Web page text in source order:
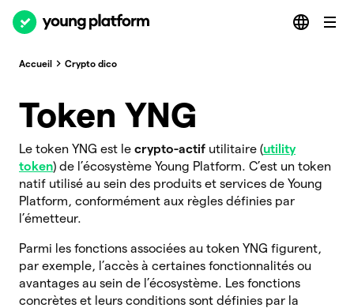
Accueil Crypto dico
Token YNG
Le token YNG est le crypto-actif utilitaire (utility
token) de l’écosystème Young Platform. C’est un token
natif utilisé au sein des produits et services de Young
Platform, conformément aux règles définies par
l’émetteur.
Parmi les fonctions associées au token YNG figurent,
par exemple, l’accès à certaines fonctionnalités ou
avantages au sein de l’écosystème. Les fonctions
concrètes et leurs conditions sont définies par la